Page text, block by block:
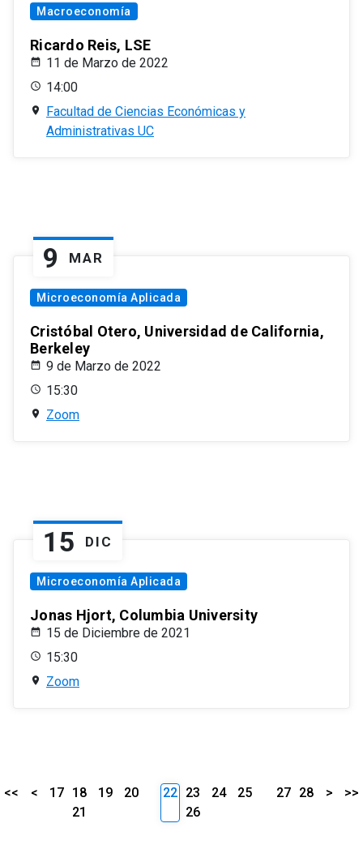
Macroeconomía
Ricardo Reis, LSE
11 de Marzo de 2022
14:00
Facultad de Ciencias Económicas y
Administrativas UC
9 MAR
Microeconomía Aplicada
Cristóbal Otero, Universidad de California,
Berkeley
9 de Marzo de 2022
15:30
Zoom
15 DIC
Microeconomía Aplicada
Jonas Hjort, Columbia University
15 de Diciembre de 2021
15:30
Zoom
<< < 17 18 19
20
21
22 23 24
25
26
27 28 > >>